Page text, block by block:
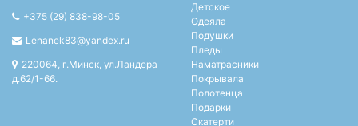
+375 (29) 838-98-05
Lenanek83@yandex.ru
220064, г.Минск, ул.Ландера
д.62/1-66.
Детское
Одеяла
Подушки
Пледы
Наматрасники
Покрывала
Полотенца
Подарки
Скатерти